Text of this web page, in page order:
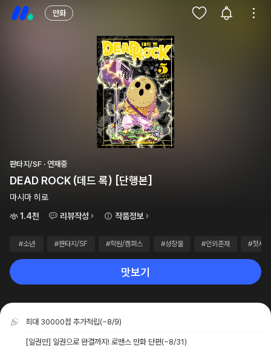
만화
판타지/SF · 연재중
DEAD ROCK (데드 록) [단행본]
마시마 히로
1.4천
리뷰작성 작품정보
#소년 #판타지/SF #학원/캠퍼스 #성장물 #인외존재 #첫사랑
맛보기
최대 30000점 추가적립(~8/9)
[일권만] 일권으로 완결까지! 로맨스 만화 단편(~8/31)